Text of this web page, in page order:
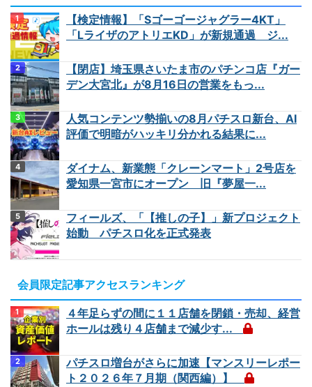
【検定情報】「Sゴーゴージャグラー4KT」
「LライザのアトリエKD」が新規通過 ジ...
【閉店】埼玉県さいたま市のパチンコ店『ガー
デン大宮北』が8月16日の営業をもっ...
人気コンテンツ勢揃いの8月パチスロ新台、AI
評価で明暗がハッキリ分かれる結果に...
ダイナム、新業態「クレーンマート」2号店を
愛知県一宮市にオープン 旧『夢屋一...
フィールズ、「【推しの子】」新プロジェクト
始動 パチスロ化を正式発表
会員限定記事アクセスランキング
４年足らずの間に１１店舗を閉鎖・売却、経営
ホールは残り４店舗まで減少す...
パチスロ増台がさらに加速【マンスリーレポー
ト２０２６年７月期（関西編）】